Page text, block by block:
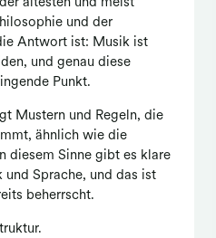
ältesten und meist
und der
Antwort ist: Musik ist
und genau diese
Punkt.
Mustern und Regeln, die
ähnlich wie die
diesem Sinne gibt es klare
und Sprache, und das ist
beherrscht.